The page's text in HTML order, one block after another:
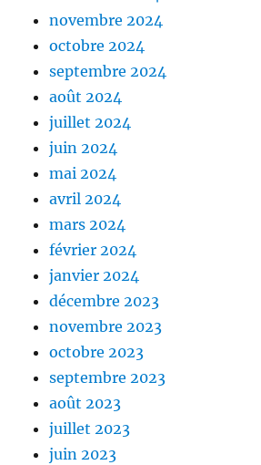
novembre 2024
octobre 2024
septembre 2024
août 2024
juillet 2024
juin 2024
mai 2024
avril 2024
mars 2024
février 2024
janvier 2024
décembre 2023
novembre 2023
octobre 2023
septembre 2023
août 2023
juillet 2023
juin 2023